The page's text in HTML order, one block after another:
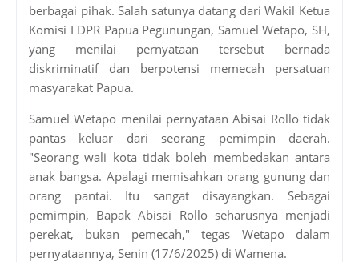
berbagai pihak. Salah satunya datang dari Wakil Ketua
Komisi I DPR Papua Pegunungan, Samuel Wetapo, SH,
yang menilai pernyataan tersebut bernada
diskriminatif dan berpotensi memecah persatuan
masyarakat Papua.
Samuel Wetapo menilai pernyataan Abisai Rollo tidak
pantas keluar dari seorang pemimpin daerah.
"Seorang wali kota tidak boleh membedakan antara
anak bangsa. Apalagi memisahkan orang gunung dan
orang pantai. Itu sangat disayangkan. Sebagai
pemimpin, Bapak Abisai Rollo seharusnya menjadi
perekat, bukan pemecah," tegas Wetapo dalam
pernyataannya, Senin (17/6/2025) di Wamena.